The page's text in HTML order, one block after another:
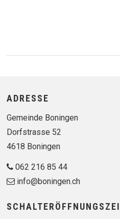
Footer
ADRESSE
Gemeinde Boningen
Dorfstrasse 52
4618 Boningen
062 216 85 44
info@boningen.ch